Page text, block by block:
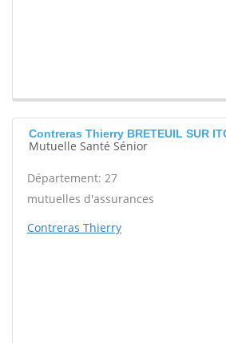
Contreras Thierry BRETEUIL SUR
Mutuelle Santé Sénior
Département: 27
mutuelles d'assurances
Contreras Thierry